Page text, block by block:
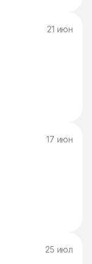
21 июн
17 июн
25 июл